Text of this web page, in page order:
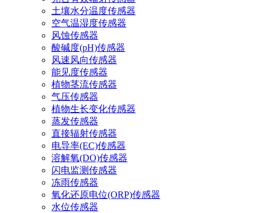
土壤水分温度传感器
空气温湿度传感器
风蚀传感器
酸碱度(pH)传感器
风速风向传感器
能见度传感器
植物茎流传感器
气压传感器
植物生长变化传感器
蒸发传感器
直接辐射传感器
电导率(EC)传感器
溶解氧(DO)传感器
闪电监测传感器
冻雨传感器
氧化还原电位(ORP)传感器
水位传感器